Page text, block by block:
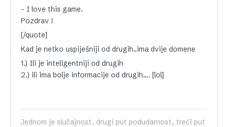
– I love this game.
Pozdrav !
[/quote]
Kad je netko uspiješniji od drugih..ima dvije domene
1.) Ili je inteligentniji od drugih
2.) ili ima bolje informacije od drugih…. [lol]
Jednom je slučajnost, drugi put podudarnost, treći put